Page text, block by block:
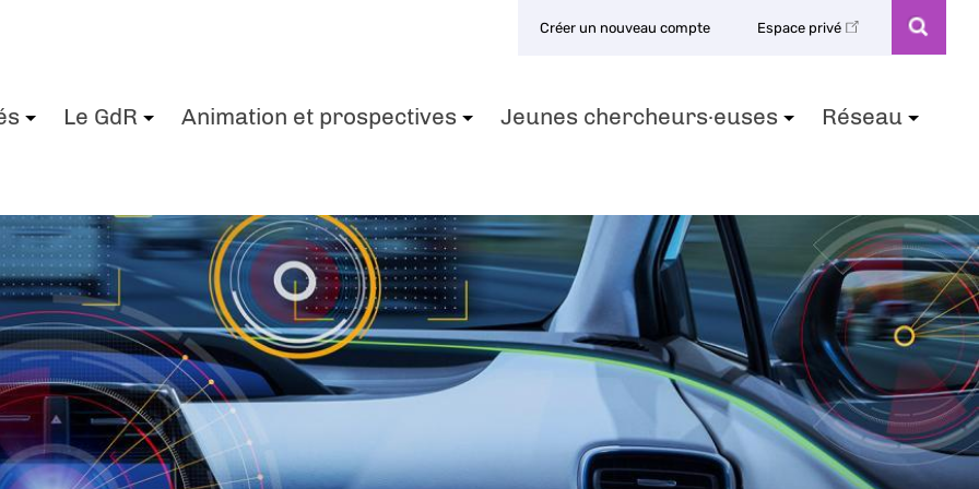
Créer un nouveau compte Espace privé
Le GdR Animation et prospectives Jeunes chercheurs·euses Réseau